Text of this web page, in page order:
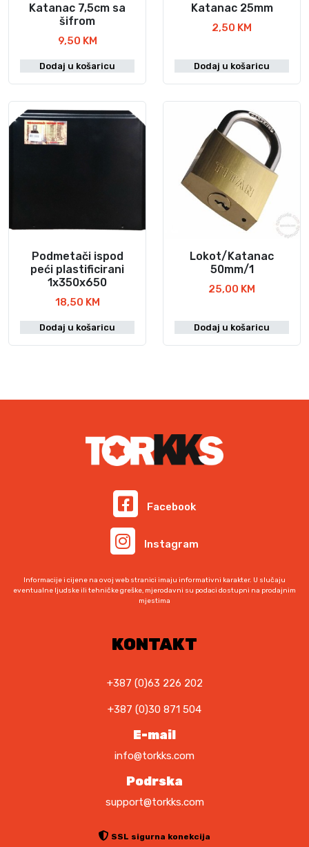
Katanac 7,5cm sa
šifrom
9,50 KM
Dodaj u košaricu
Katanac 25mm
2,50 KM
Dodaj u košaricu
Podmetači ispod
peći plastificirani
1x350x650
18,50 KM
Dodaj u košaricu
Lokot/Katanac
50mm/1
25,00 KM
Dodaj u košaricu
Facebook
Instagram
Informacije i cijene na ovoj web stranici imaju informativni karakter. U slučaju
eventualne ljudske ili tehničke greške, mjerodavni su podaci dostupni na prodajnim
mjestima
KONTAKT
+387 (0)63 226 202
+387 (0)30 871 504
E-mail
info@torkks.com
Podrska
support@torkks.com
SSL sigurna konekcija